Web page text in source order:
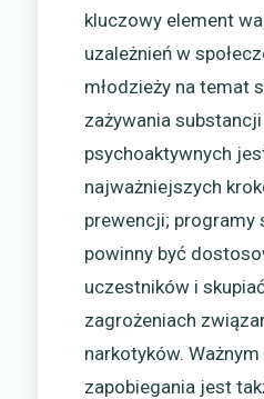
kluczowy element
uzależnień w
młodzieży na temat
zażywania substancji
psychoaktywnych
najważniejszych
prewencji; programy
powinny być
uczestników i
zagrożeniach
narkotyków.
zapobiegania jest